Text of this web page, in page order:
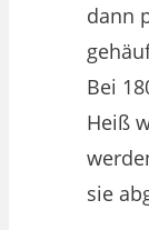
dann
Bei
Heiß
sie